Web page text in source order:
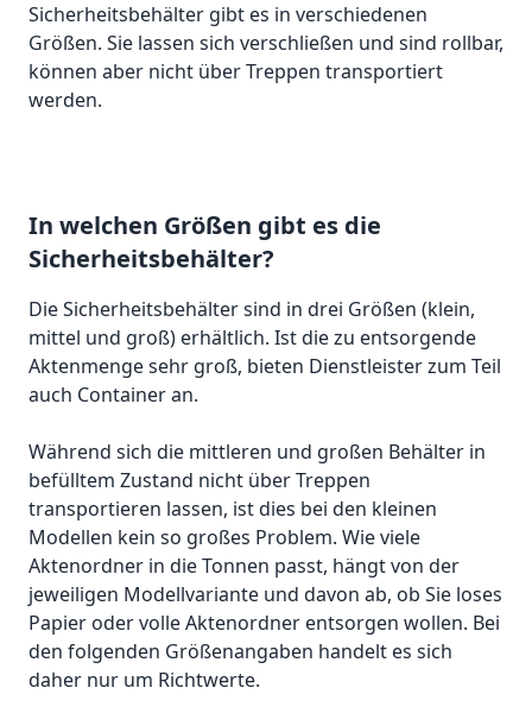
Sicherheitsbehälter gibt es in verschiedenen
Größen. Sie lassen sich verschließen und sind rollbar,
können aber nicht über Treppen transportiert
werden.
In welchen Größen gibt es die
Sicherheitsbehälter?
Die Sicherheitsbehälter sind in drei Größen (klein,
mittel und groß) erhältlich. Ist die zu entsorgende
Aktenmenge sehr groß, bieten Dienstleister zum Teil
auch Container an.
Während sich die mittleren und großen Behälter in
befülltem Zustand nicht über Treppen
transportieren lassen, ist dies bei den kleinen
Modellen kein so großes Problem. Wie viele
Aktenordner in die Tonnen passt, hängt von der
jeweiligen Modellvariante und davon ab, ob Sie loses
Papier oder volle Aktenordner entsorgen wollen. Bei
den folgenden Größenangaben handelt es sich
daher nur um Richtwerte.